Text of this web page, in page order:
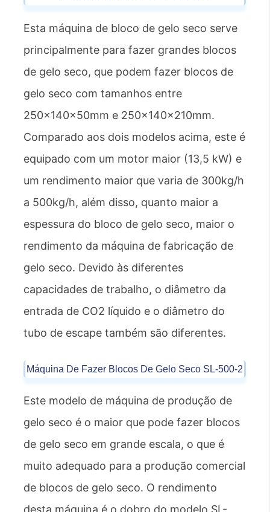
Esta máquina de bloco de gelo seco serve
principalmente para fazer grandes blocos
de gelo seco, que podem fazer blocos de
gelo seco com tamanhos entre
250×140×50mm e 250×140×210mm.
Comparado aos dois modelos acima, este é
equipado com um motor maior (13,5 kW) e
um rendimento maior que varia de 300kg/h
a 500kg/h, além disso, quanto maior a
espessura do bloco de gelo seco, maior o
rendimento da máquina de fabricação de
gelo seco. Devido às diferentes
capacidades de trabalho, o diâmetro da
entrada de CO2 líquido e o diâmetro do
tubo de escape também são diferentes.
Máquina De Fazer Blocos De Gelo Seco SL-500-2
Este modelo de máquina de produção de
gelo seco é o maior que pode fazer blocos
de gelo seco em grande escala, o que é
muito adequado para a produção comercial
de blocos de gelo seco. O rendimento
desta máquina é o dobro do modelo SL-